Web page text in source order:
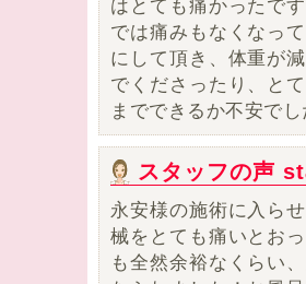
はとても痛かったで
では痛みもなくなっ
にして頂き、体重が
でくださったり、と
までできるか不安で
スタッフの声
永安様の施術に入ら
械をとても痛いとお
も全然余裕なくらい